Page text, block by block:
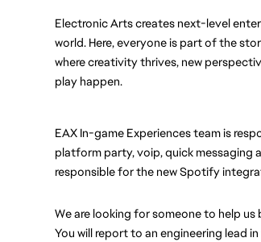
Electronic Arts creates next-level
world. Here, everyone is part of the
where creativity thrives, new
play happen.
EAX In-game Experiences team is
platform party, voip, quick messaging
responsible for the new Spotify
We are looking for someone to help
You will report to an engineering lead